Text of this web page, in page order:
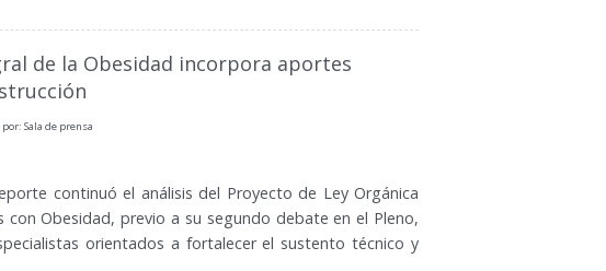
de la Obesidad incorpora aportes
Sala de prensa
continuó el análisis del Proyecto de Ley Orgánica
Obesidad, previo a su segundo debate en el Pleno,
orientados a fortalecer el sustento técnico y